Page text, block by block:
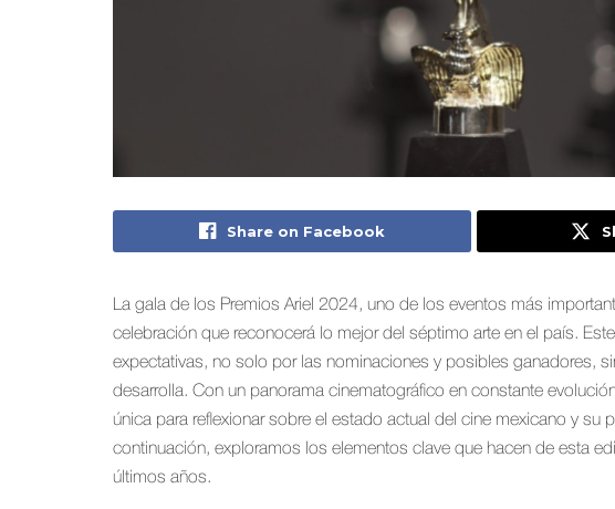
Share on Facebook
La gala de los Premios Ariel 2024, uno de los eventos más
celebración que reconocerá lo mejor del séptimo arte en el país.
expectativas, no solo por las nominaciones y posibles ganadores,
desarrolla. Con un panorama cinematográfico en constante
única para reflexionar sobre el estado actual del cine mexicano y su
continuación, exploramos los elementos clave que hacen de esta
últimos años.